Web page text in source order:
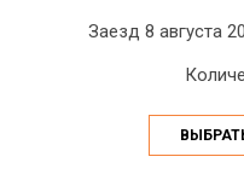
Заезд 8 августа